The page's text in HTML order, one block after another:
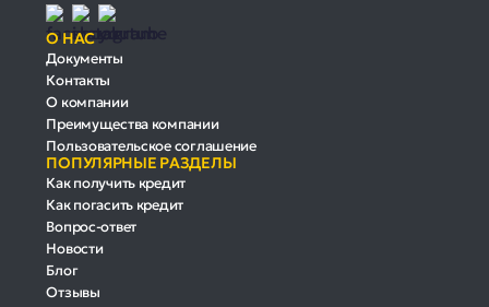
О НАС
Документы
Контакты
О компании
Преимущества компании
Пользовательское соглашение
ПОПУЛЯРНЫЕ РАЗДЕЛЫ
Как получить кредит
Как погасить кредит
Вопрос-ответ
Новости
Блог
Отзывы